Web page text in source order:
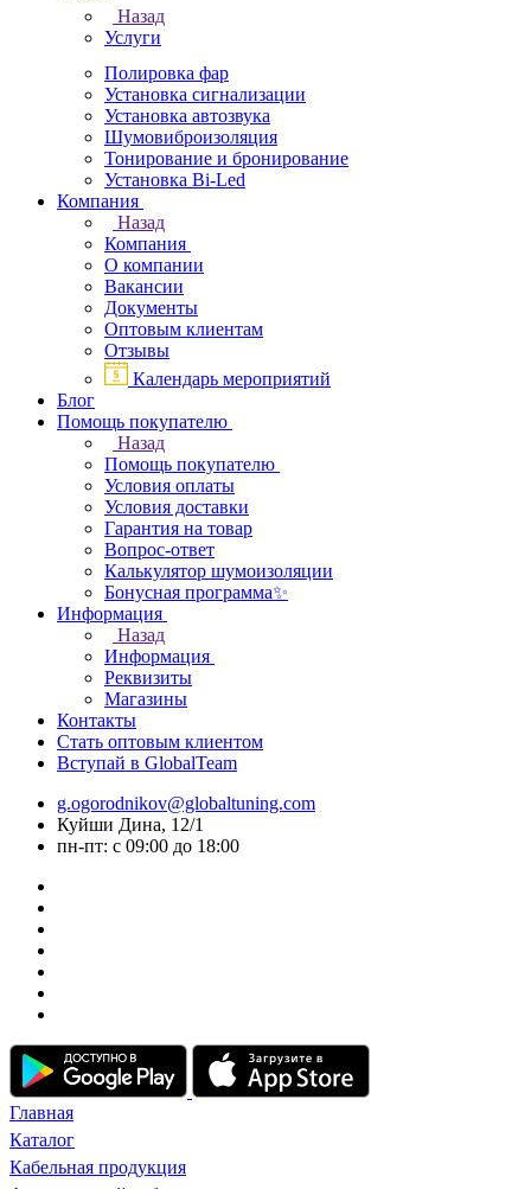
Назад
Услуги
Полировка фар
Установка сигнализации
Установка автозвука
Шумовиброизоляция
Тонирование и бронирование
Установка Bi-Led
Компания
Назад
Компания
О компании
Вакансии
Документы
Оптовым клиентам
Отзывы
Календарь мероприятий
Блог
Помощь покупателю
Назад
Помощь покупателю
Условия оплаты
Условия доставки
Гарантия на товар
Вопрос-ответ
Калькулятор шумоизоляции
Бонусная программа✨
Информация
Назад
Информация
Реквизиты
Магазины
Контакты
Стать оптовым клиентом
Вступай в GlobalTeam
g.ogorodnikov@globaltuning.com
Куйши Дина, 12/1
пн-пт: с 09:00 до 18:00
Главная
Каталог
Кабельная продукция